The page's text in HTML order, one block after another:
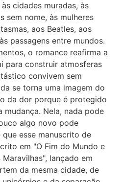
cidades muradas, às
sem nome, às mulheres
aos Beatles, aos
passagens entre mundos.
o romance reafirma a
para construir atmosferas
convivem sem
se torna uma imagem do
da dor porque é protegido
Nela, nada pode
algo novo pode
esse manuscrito de
em "O Fim do Mundo e
lançado em
da mesma cidade, de